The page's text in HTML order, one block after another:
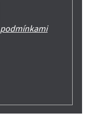
podmínkami